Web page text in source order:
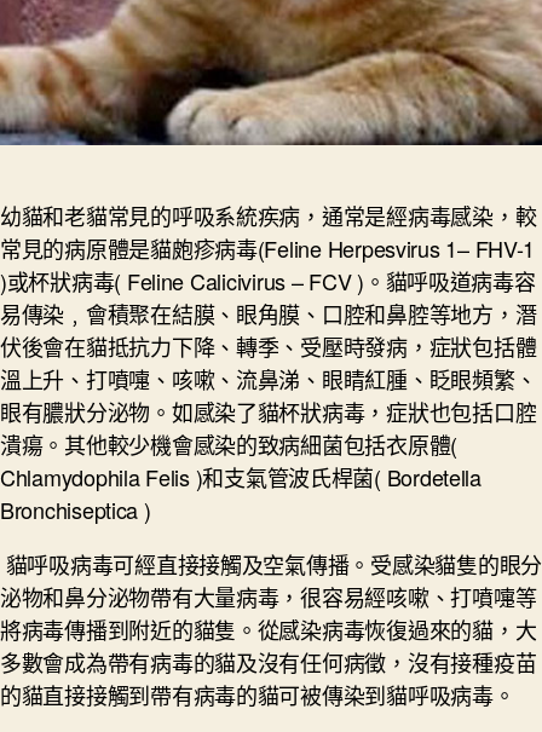
幼貓和老貓常見的呼吸系統疾病，通常是經病毒感染，較
常見的病原體是貓皰疹病毒(Feline Herpesvirus 1– FHV-1
)或杯狀病毒( Feline Calicivirus – FCV )。貓呼吸道病毒容
易傳染﹐會積聚在結膜、眼角膜、口腔和鼻腔等地方，潛
伏後會在貓抵抗力下降、轉季、受壓時發病，症狀包括體
溫上升、打噴嚏、咳嗽、流鼻涕、眼睛紅腫、眨眼頻繁、
眼有膿狀分泌物。如感染了貓杯狀病毒，症狀也包括口腔
潰瘍。其他較少機會感染的致病細菌包括衣原體(
Chlamydophila Felis )和支氣管波氏桿菌( Bordetella
Bronchiseptica )
貓呼吸病毒可經直接接觸及空氣傳播。受感染貓隻的眼分
泌物和鼻分泌物帶有大量病毒，很容易經咳嗽、打噴嚏等
將病毒傳播到附近的貓隻。從感染病毒恢復過來的貓，大
多數會成為帶有病毒的貓及沒有任何病徵，沒有接種疫苗
的貓直接接觸到帶有病毒的貓可被傳染到貓呼吸病毒。